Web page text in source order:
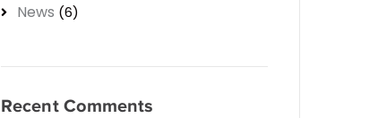
News (6)
Recent Comments